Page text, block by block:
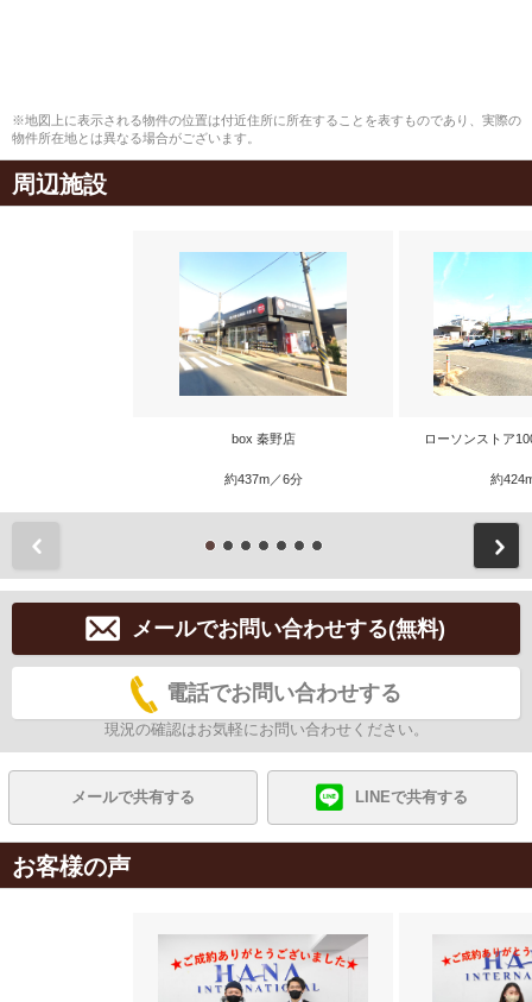
※地図上に表示される物件の位置は付近住所に所在することを表すものであり、実際の
物件所在地とは異なる場合がございます。
周辺施設
box 秦野店
約437m／6分
ローソンストア
約
メールでお問い合わせする(無料)
電話でお問い合わせする
現況の確認はお気軽にお問い合わせください。
メールで共有する LINEで共有する
お客様の声